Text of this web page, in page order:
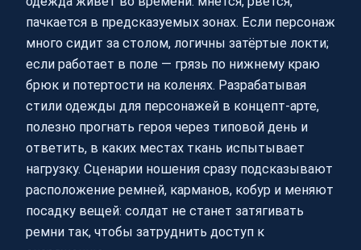
пачкается в предсказуемых зонах. Если персонаж
много сидит за столом, логичны затёртые локти;
если работает в поле — грязь по нижнему краю
брюк и потертости на коленях. Разрабатывая
стили одежды для персонажей в концепт-арте,
полезно прогнать героя через типовой день и
ответить, в каких местах ткань испытывает
нагрузку. Сценарии ношения сразу подсказывают
расположение ремней, карманов, кобур и меняют
посадку вещей: солдат не станет затягивать
ремни так, чтобы затруднить доступ к